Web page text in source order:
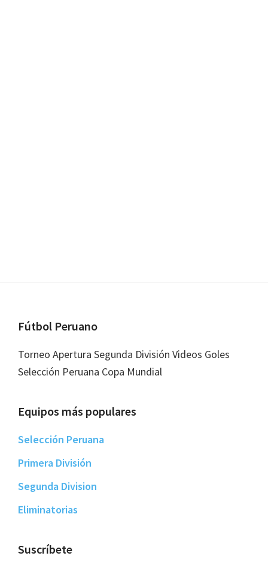
Footer
Fútbol Peruano
Torneo Apertura Segunda División Videos Goles
Selección Peruana Copa Mundial
Equipos más populares
Selección Peruana
Primera División
Segunda Division
Eliminatorias
Suscríbete